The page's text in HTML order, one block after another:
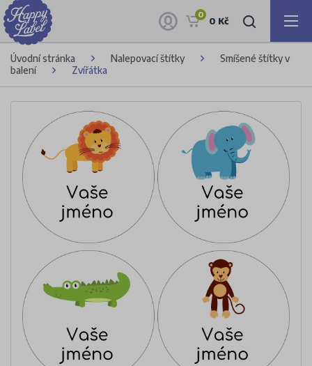
0
0 Kč
Úvodní stránka Nalepovací štítky
Smíšené štítky v
balení
Zvířátka